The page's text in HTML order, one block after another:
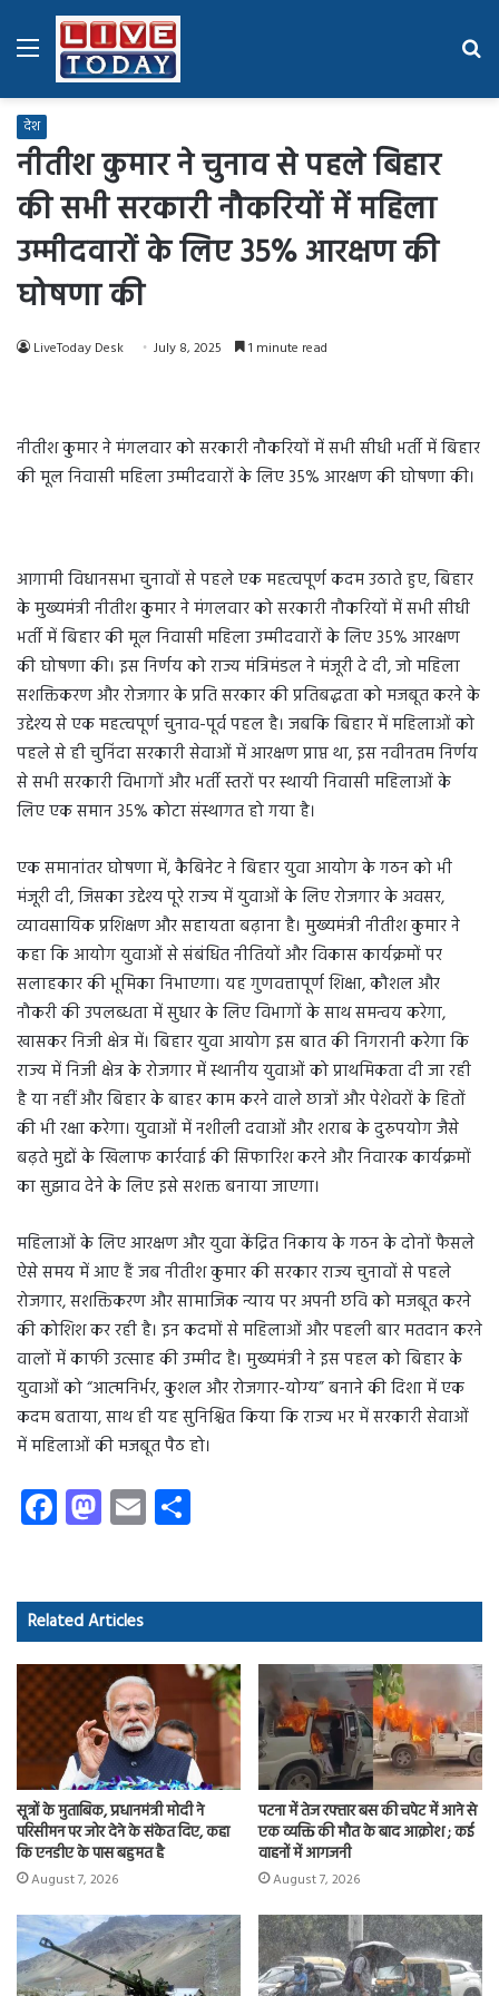
Menu
देश
नीतीश कुमार ने चुनाव से पहले बिहार
की सभी सरकारी नौकरियों में महिला
उम्मीदवारों के लिए 35% आरक्षण की
घोषणा की
LiveToday Desk July 8, 2025 1 minute read
नीतीश कुमार ने मंगलवार को सरकारी नौकरियों में सभी सीधी भर्ती में बिहार
की मूल निवासी महिला उम्मीदवारों के लिए 35% आरक्षण की घोषणा की।
आगामी विधानसभा चुनावों से पहले एक महत्वपूर्ण कदम उठाते हुए, बिहार
के मुख्यमंत्री नीतीश कुमार ने मंगलवार को सरकारी नौकरियों में सभी सीधी
भर्ती में बिहार की मूल निवासी महिला उम्मीदवारों के लिए 35% आरक्षण
की घोषणा की। इस निर्णय को राज्य मंत्रिमंडल ने मंजूरी दे दी, जो महिला
सशक्तिकरण और रोजगार के प्रति सरकार की प्रतिबद्धता को मजबूत करने के
उद्देश्य से एक महत्वपूर्ण चुनाव-पूर्व पहल है। जबकि बिहार में महिलाओं को
पहले से ही चुनिंदा सरकारी सेवाओं में आरक्षण प्राप्त था, इस नवीनतम निर्णय
से सभी सरकारी विभागों और भर्ती स्तरों पर स्थायी निवासी महिलाओं के
लिए एक समान 35% कोटा संस्थागत हो गया है।
एक समानांतर घोषणा में, कैबिनेट ने बिहार युवा आयोग के गठन को भी
मंजूरी दी, जिसका उद्देश्य पूरे राज्य में युवाओं के लिए रोजगार के अवसर,
व्यावसायिक प्रशिक्षण और सहायता बढ़ाना है। मुख्यमंत्री नीतीश कुमार ने
कहा कि आयोग युवाओं से संबंधित नीतियों और विकास कार्यक्रमों पर
सलाहकार की भूमिका निभाएगा। यह गुणवत्तापूर्ण शिक्षा, कौशल और
नौकरी की उपलब्धता में सुधार के लिए विभागों के साथ समन्वय करेगा,
खासकर निजी क्षेत्र में। बिहार युवा आयोग इस बात की निगरानी करेगा कि
राज्य में निजी क्षेत्र के रोजगार में स्थानीय युवाओं को प्राथमिकता दी जा रही
है या नहीं और बिहार के बाहर काम करने वाले छात्रों और पेशेवरों के हितों
की भी रक्षा करेगा। युवाओं में नशीली दवाओं और शराब के दुरुपयोग जैसे
बढ़ते मुद्दों के खिलाफ कार्रवाई की सिफारिश करने और निवारक कार्यक्रमों
का सुझाव देने के लिए इसे सशक्त बनाया जाएगा।
महिलाओं के लिए आरक्षण और युवा केंद्रित निकाय के गठन के दोनों फैसले
ऐसे समय में आए हैं जब नीतीश कुमार की सरकार राज्य चुनावों से पहले
रोजगार, सशक्तिकरण और सामाजिक न्याय पर अपनी छवि को मजबूत करने
की कोशिश कर रही है। इन कदमों से महिलाओं और पहली बार मतदान करने
वालों में काफी उत्साह की उम्मीद है। मुख्यमंत्री ने इस पहल को बिहार के
युवाओं को “आत्मनिर्भर, कुशल और रोजगार-योग्य” बनाने की दिशा में एक
कदम बताया, साथ ही यह सुनिश्चित किया कि राज्य भर में सरकारी सेवाओं
में महिलाओं की मजबूत पैठ हो।
Fa
ce
o
ok
M
as
d
o
n
E
m
Related Articles
सूत्रों के मुताबिक, प्रधानमंत्री मोदी ने
परिसीमन पर जोर देने के संकेत दिए, कहा
कि एनडीए के पास बहुमत है
August 7, 2026
पटना में तेज रफ्तार बस की चपेट में आने से
एक व्यक्ति की मौत के बाद आक्रोश ; कई
वाहनों में आगजनी
August 7, 2026